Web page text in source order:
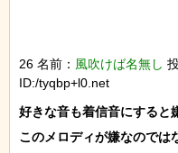
26 名前： 風吹けば名無し
ID:/tyqbp+l0.net
好きな音も着信音にすると
このメロディが嫌なのでは